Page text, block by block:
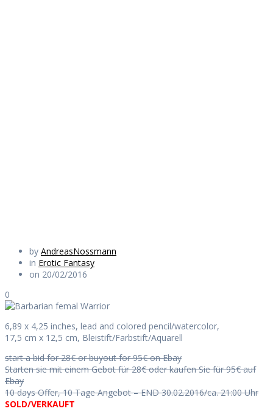
by AndreasNossmann
in Erotic Fantasy
on 20/02/2016
0
6,89 x 4,25 inches, lead and colored pencil/watercolor,
17,5 cm x 12,5 cm, Bleistift/Farbstift/Aquarell
start a bid for 28€ or buyout for 95€ on Ebay
Starten sie mit einem Gebot für 28€ oder kaufen Sie für 95€ auf
Ebay
10 days Offer, 10 Tage Angebot – END 30.02.2016/ca. 21:00 Uhr
SOLD/VERKAUFT